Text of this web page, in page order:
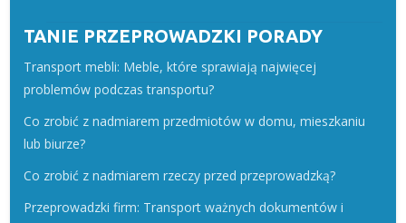
TANIE PRZEPROWADZKI PORADY
Transport mebli: Meble, które sprawiają najwięcej
problemów podczas transportu?
Co zrobić z nadmiarem przedmiotów w domu, mieszkaniu
lub biurze?
Co zrobić z nadmiarem rzeczy przed przeprowadzką?
Przeprowadzki firm: Transport ważnych dokumentów i